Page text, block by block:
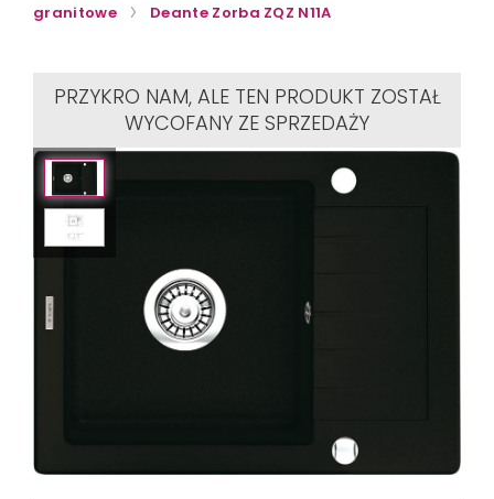
granitowe
Deante Zorba ZQZ N11A
PRZYKRO NAM, ALE TEN PRODUKT ZOSTAŁ
WYCOFANY ZE SPRZEDAŻY